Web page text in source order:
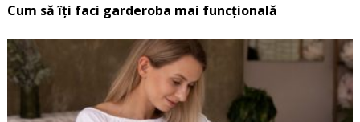
Cum să îți faci garderoba mai funcțională